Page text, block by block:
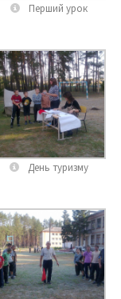
Перший урок
День туризму